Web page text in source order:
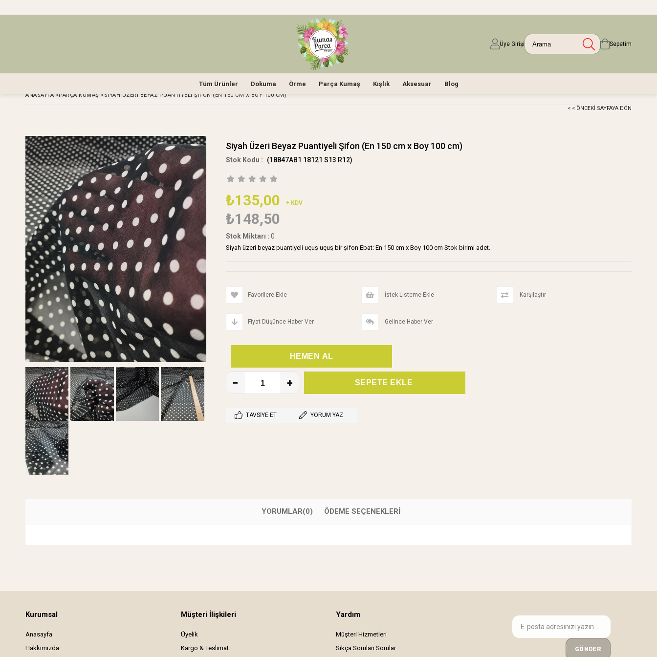
Üye Girişi Sepetim
Tüm Ürünler Dokuma Örme Parça Kumaş Kışlık Aksesuar Blog
ANASAYFA >PARÇA KUMAŞ >SIYAH ÜZERI BEYAZ PUANTIYELI ŞIFON (EN 150 CM X BOY 100 CM)
< < ÖNCEKI SAYFAYA DÖN
Siyah Üzeri Beyaz Puantiyeli Şifon (En 150 cm x Boy 100 cm)
(18847AB1 18121 S13 R12)
₺135,00 + KDV
₺148,50
Stok Miktarı : 0
Siyah üzeri beyaz puantiyeli uçuş uçuş bir şifon Ebat: En 150 cm x Boy 100 cm Stok birimi adet.
Favorilere Ekle İstek Listeme Ekle Karşılaştır
Fiyat Düşünce Haber Ver Gelince Haber Ver
TAVSIYE ET YORUM YAZ
YORUMLAR(0) ÖDEME SEÇENEKLERI
Kurumsal
Anasayfa
Hakkımızda
Müşteri İlişkileri
Üyelik
Kargo & Teslimat
Yardım
Müşteri Hizmetleri
Sıkça Sorulan Sorular
GÖNDER